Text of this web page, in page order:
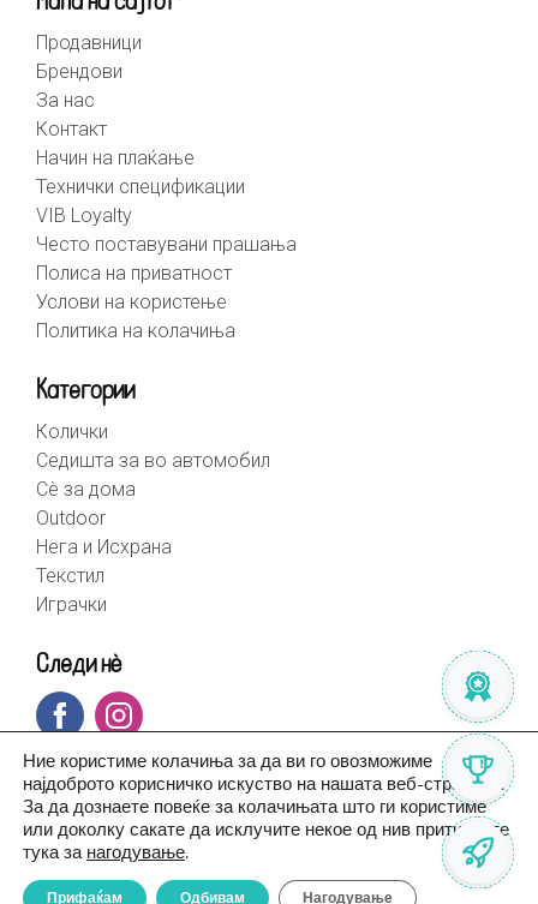
Продавници
Брендови
За нас
Контакт
Начин на плаќање
Технички спецификации
VIB Loyalty
Често поставувани прашања
Полиса на приватност
Услови на користење
Политика на колачиња
Категории
Колички
Седишта за во автомобил
Сè за дома
Outdoor
Нега и Исхрана
Текстил
Играчки
Следи нè
Ние користиме колачиња за да ви го овозможиме
најдоброто корисничко искуство на нашата веб-страница.
За да дознаете повеќе за колачињата што ги користиме
или доколку сакате да исклучите некое од нив притиснете
тука за нагодување.
Прифаќам Одбивам Нагодување